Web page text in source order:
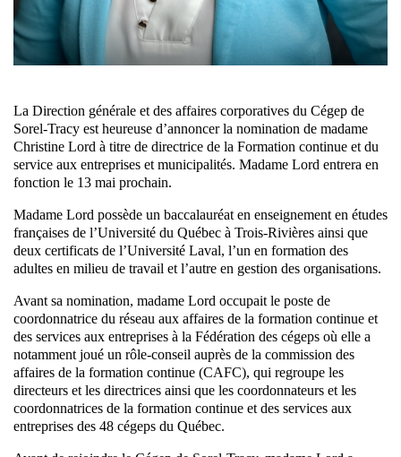
La Direction générale et des affaires corporatives du Cégep de
Sorel-Tracy est heureuse d’annoncer la nomination de madame
Christine Lord à titre de directrice de la Formation continue et du
service aux entreprises et municipalités. Madame Lord entrera en
fonction le 13 mai prochain.
Madame Lord possède un baccalauréat en enseignement en études
françaises de l’Université du Québec à Trois-Rivières ainsi que
deux certificats de l’Université Laval, l’un en formation des
adultes en milieu de travail et l’autre en gestion des organisations.
Avant sa nomination, madame Lord occupait le poste de
coordonnatrice du réseau aux affaires de la formation continue et
des services aux entreprises à la Fédération des cégeps où elle a
notamment joué un rôle-conseil auprès de la commission des
affaires de la formation continue (CAFC), qui regroupe les
directeurs et les directrices ainsi que les coordonnateurs et les
coordonnatrices de la formation continue et des services aux
entreprises des 48 cégeps du Québec.